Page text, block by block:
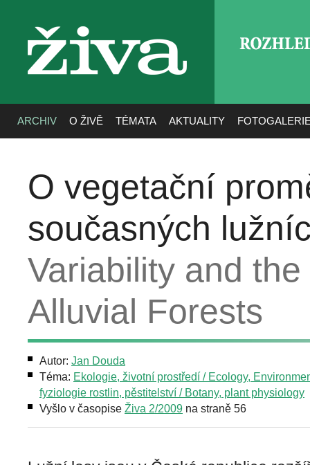
živa
ARCHIV O ŽIVĚ TÉMATA AKTUALITY
O vegetační
současných
Variability and
Alluvial Forests
Autor: Jan Douda
Téma: Ekologie, životní prostředí / Ecology,
fyziologie rostlin, pěstitelství / Botany, plant physiology
Vyšlo v časopise Živa 2/2009 na straně 56